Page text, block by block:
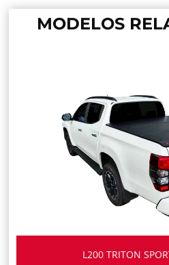
MODELOS
L200 TRITON